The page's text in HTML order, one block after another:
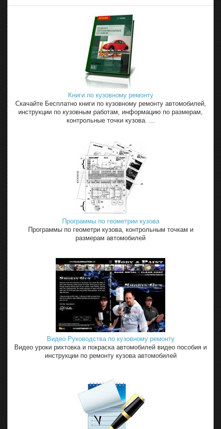
Книги по кузовному ремонту
Скачайте Бесплатно книги по кузовному ремонту автомобилей,
инструкции по кузовным работам, информацию по размерам,
контрольные точки кузова. ...
Программы по геометрии кузова
Программы по геометри кузова, контрольным точкам и
размерам автомобилей
Видео Руководства по кузовному ремонту
Видео уроки рихтовка и покраска автомобилей видео пособия и
инструкции по ремонту кузова автомобилей